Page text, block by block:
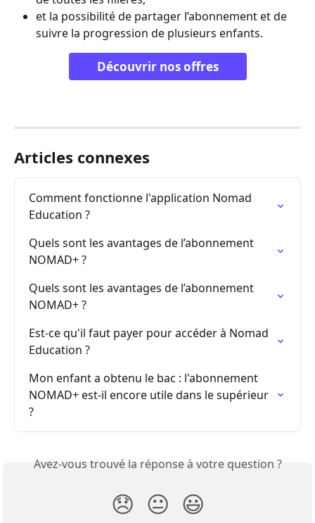
et la possibilité de partager l’abonnement et de
suivre la progression de plusieurs enfants.
Découvrir nos offres
Articles connexes
Comment fonctionne l'application Nomad
Education ?
Quels sont les avantages de l’abonnement
NOMAD+ ?
Quels sont les avantages de l’abonnement
NOMAD+ ?
Est-ce qu'il faut payer pour accéder à Nomad
Education ?
Mon enfant a obtenu le bac : l'abonnement
NOMAD+ est-il encore utile dans le supérieur
?
Avez-vous trouvé la réponse à votre question ?
😞 😐 😃